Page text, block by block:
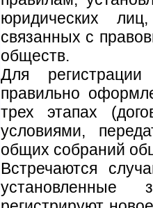
юридических
связанных с
обществ.
Для
правильно
трех этапах
условиями,
общих собраний
Встречаются
установленные